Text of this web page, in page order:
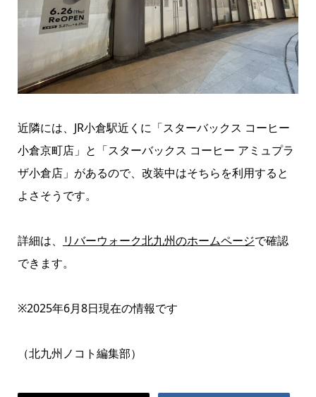
近隣には、JR小倉駅近くに「スターバックス コーヒー
小倉京町店」と「スターバックス コーヒー アミュプラ
ザ小倉店」があるので、改装中はそちらを利用すると
よさそうです。
詳細は、 リバーウォーク北九州のホームページで確認
できます。
※2025年6月8日現在の情報です
（北九州ノコト編集部）